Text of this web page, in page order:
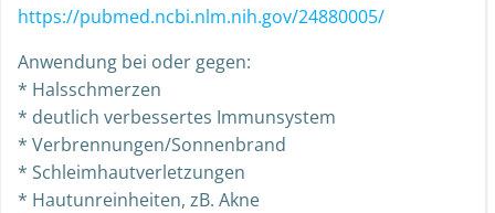
https://pubmed.ncbi.nlm.nih.gov/24880005/
Anwendung bei oder gegen:
* Halsschmerzen
* deutlich verbessertes Immunsystem
* Verbrennungen/Sonnenbrand
* Schleimhautverletzungen
* Hautunreinheiten, zB. Akne